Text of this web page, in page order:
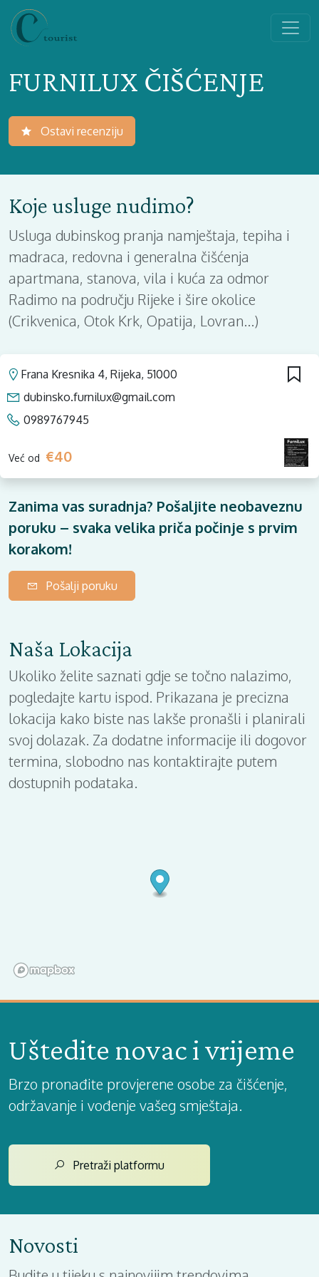
FURNILUX ČIŠĆENJE
Ostavi recenziju
Koje usluge nudimo?
Usluga dubinskog pranja namještaja, tepiha i
madraca, redovna i generalna čišćenja
apartmana, stanova, vila i kuća za odmor
Radimo na području Rijeke i šire okolice
(Crikvenica, Otok Krk, Opatija, Lovran...)
Frana Kresnika 4, Rijeka, 51000
dubinsko.furnilux@gmail.com
0989767945
Već od €40
Zanima vas suradnja? Pošaljite neobaveznu
poruku – svaka velika priča počinje s prvim
korakom!
Pošalji poruku
Naša Lokacija
Ukoliko želite saznati gdje se točno nalazimo,
pogledajte kartu ispod. Prikazana je precizna
lokacija kako biste nas lakše pronašli i planirali
svoj dolazak. Za dodatne informacije ili dogovor
termina, slobodno nas kontaktirajte putem
dostupnih podataka.
Uštedite novac i vrijeme
Brzo pronađite provjerene osobe za čišćenje,
održavanje i vođenje vašeg smještaja.
Pretraži platformu
Novosti